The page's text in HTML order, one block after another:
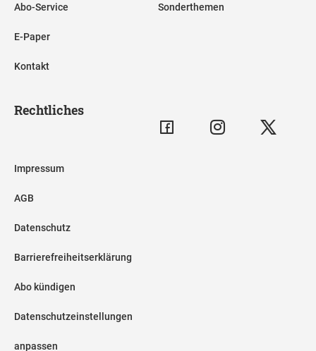
Abo-Service
E-Paper
Kontakt
Sonderthemen
Rechtliches
Impressum
AGB
Datenschutz
Barrierefreiheitserklärung
Abo kündigen
Datenschutzeinstellungen
anpassen